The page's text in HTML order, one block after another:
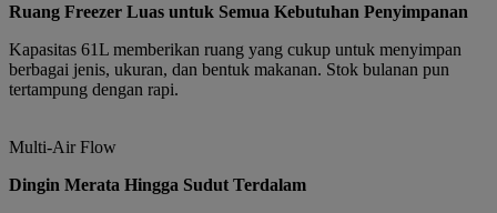
Ruang Freezer Luas untuk Semua Kebutuhan Penyimpanan
Kapasitas 61L memberikan ruang yang cukup untuk menyimpan
berbagai jenis, ukuran, dan bentuk makanan. Stok bulanan pun
tertampung dengan rapi.
Multi-Air Flow
Dingin Merata Hingga Sudut Terdalam